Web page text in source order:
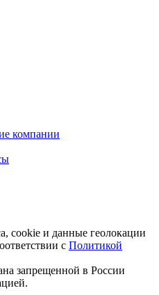
компании
cookie и данные геолокации
с Политикой
запрещенной в России